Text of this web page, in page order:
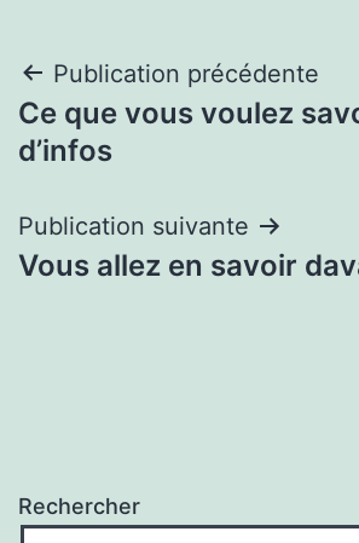
Navigation
de
Publication précédente
Ce que vous voulez
d’infos
Publication suivante
Vous allez en savoir
Rechercher